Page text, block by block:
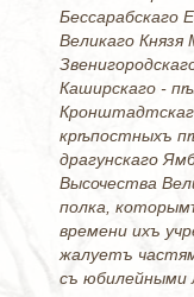
Бессарабскаго
Великаго
Каширскаго -
крѣпостныхъ
драгунскаго
Высочества
полка,
времени ихъ
жалуетъ
съ юбилейными